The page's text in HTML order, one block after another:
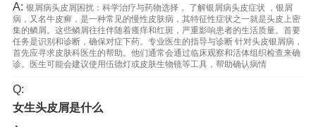
A: 银屑病头皮屑困扰：科学治疗与药物选择， 了解银屑病头皮症状 ，银屑
病，又名牛皮癣，是一种常见的慢性皮肤病，其特征性症状之一就是头皮上密
集的鳞屑。这些鳞屑往往伴随着瘙痒和红斑，严重影响患者的生活质量。首要
任务是识别和诊断，确保对症下药。专业医生的指导与诊断 针对头皮银屑病，
首先应寻求皮肤科医生的帮助。他们通常会通过临床观察和活体组织检查来确
诊。医生可能会建议使用伍德灯或皮肤生物镜等工具，帮助确认病情
Q:
女生头皮屑是什么